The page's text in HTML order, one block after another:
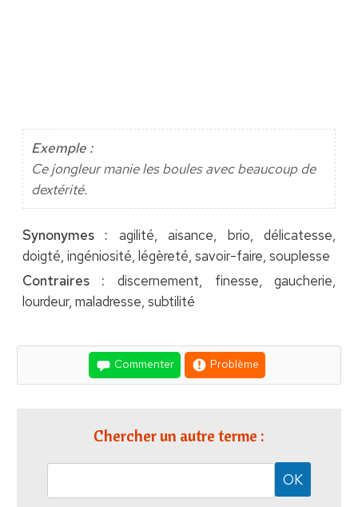
Exemple :
Ce jongleur manie les boules avec beaucoup de
dextérité.
Synonymes : agilité, aisance, brio, délicatesse,
doigté, ingéniosité, légèreté, savoir-faire, souplesse
Contraires : discernement, finesse, gaucherie,
lourdeur, maladresse, subtilité
Commenter Problème
Chercher un autre terme :